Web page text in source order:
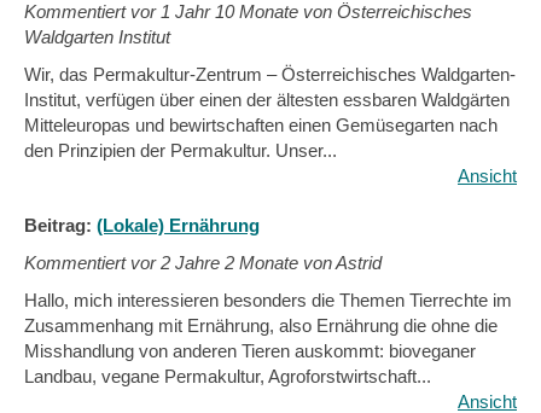
Kommentiert vor 1 Jahr 10 Monate von Österreichisches
Waldgarten Institut
Wir, das Permakultur-Zentrum – Österreichisches Waldgarten-
Institut, verfügen über einen der ältesten essbaren Waldgärten
Mitteleuropas und bewirtschaften einen Gemüsegarten nach
den Prinzipien der Permakultur. Unser...
Ansicht
Beitrag: (Lokale) Ernährung
Kommentiert vor2 Jahre 2 Monate von Astrid
Hallo, mich interessieren besonders die Themen Tierrechte im
Zusammenhang mit Ernährung, also Ernährung die ohne die
Misshandlung von anderen Tieren auskommt: bioveganer
Landbau, vegane Permakultur, Agroforstwirtschaft...
Ansicht